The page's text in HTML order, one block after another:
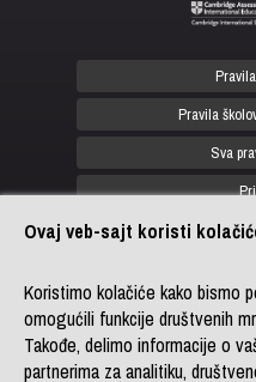
Pravila
Sva
+381
+381
+387
Ovaj veb-sajt koristi
Koristimo kolačiće kako bismo
omogućili funkcije društvenih
Takođe, delimo informacije o
partnerima za analitiku,